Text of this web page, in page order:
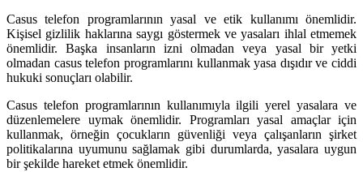
Casus telefon programlarının yasal ve etik kullanımı önemlidir.
Kişisel gizlilik haklarına saygı göstermek ve yasaları ihlal etmemek
önemlidir. Başka insanların izni olmadan veya yasal bir yetki
olmadan casus telefon programlarını kullanmak yasa dışıdır ve ciddi
hukuki sonuçları olabilir.
Casus telefon programlarının kullanımıyla ilgili yerel yasalara ve
düzenlemelere uymak önemlidir. Programları yasal amaçlar için
kullanmak, örneğin çocukların güvenliği veya çalışanların şirket
politikalarına uyumunu sağlamak gibi durumlarda, yasalara uygun
bir şekilde hareket etmek önemlidir.